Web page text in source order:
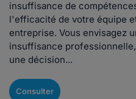
insuffisance de
l'efficacité de votre équipe
entreprise. Vous envisagez
insuffisance
une décision...
Consulter